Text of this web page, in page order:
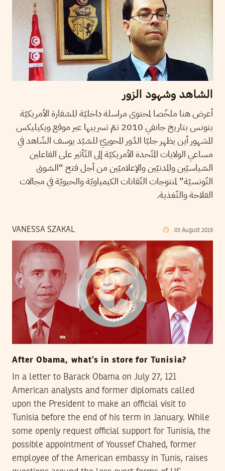
الشاهد وشهود الزور
أعرض هنا ملخّصا لمحتوى مراسلة داخليّة للسّفارة الأمريكيّة
بتونس بتاريخ جانفي 2010 تمّ تسريبها عبر موقع ويكيليكس
المشهور أين يظهر جليّا الدّور المحوريّ للسّيّد يوسف الشّاهد في
مساعي الولايات المتّحدة الأمريكيّة إلى التّأثير على الفاعلين
السّياسيّين والمدنيّين والإعلاميّين من أجل فتح “السّوق
التّونسيّة” لمنتوجات التّقانات الكيمياويّة والحيويّة في مجالات
الفلاحة والتّغذية.
VANESSA SZAKAL 03 August 2016
After Obama, what’s in store for Tunisia?
In a letter to Barack Obama on July 27, 121
American analysts and former diplomats called
upon the President to make an official visit to
Tunisia before the end of his term in January. While
some openly request official support for Tunisia, the
possible appointment of Youssef Chahed, former
employee of the American embassy in Tunis, raises